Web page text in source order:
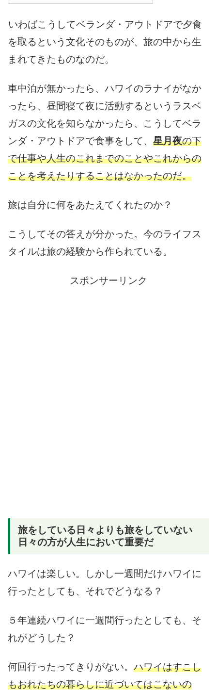
いわばこうしてベランダ・アウトドアで夕食
を取るという文化そのものが、旅の中から生
まれてきたものなのだ。
車中泊が無かったら、ハワイのラナイがなか
ったら、昼間寝て夜に活動するというラスベ
ガスの文化を知らなかったら、こうしてベラ
ンダ・アウトドアで食事をして、 星月夜の下
で仕事や人生のこれまでのことやこれからの
ことを考えたりすることはなかったのだ。
旅は自分に何をあたえてくれたのか？
こうしてその答えが分かった。今のライフス
タイルは旅の経験から作られている。
スポンサーリンク
旅をしている日々よりも旅をしていない
日々の方が人生において重要だ
ハワイは楽しい。しかし一週間だけハワイに
行ったとしても、それでどうなる？
５年連続ハワイに一週間行ったとしても、そ
れがどうした？
何回行ったってきりがない。 ハワイはすこし
もおれたちの暮らしに近づいてはこないの